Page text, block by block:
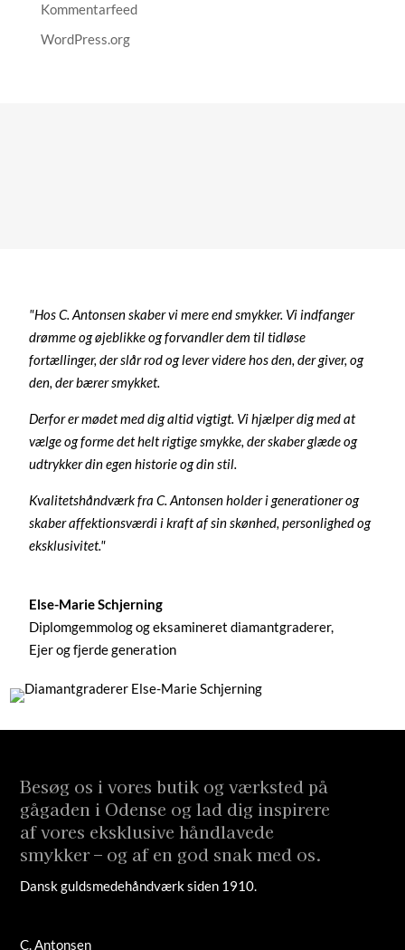
Kommentarfeed
WordPress.org
"Hos C. Antonsen skaber vi mere end smykker. Vi indfanger
drømme og øjeblikke og forvandler dem til tidløse
fortællinger, der slår rod og lever videre hos den, der giver, og
den, der bærer smykket.
Derfor er mødet med dig altid vigtigt. Vi hjælper dig med at
vælge og forme det helt rigtige smykke, der skaber glæde og
udtrykker din egen historie og din stil.
Kvalitetshåndværk fra C. Antonsen holder i generationer og
skaber affektionsværdi i kraft af sin skønhed, personlighed og
eksklusivitet."
Else-Marie Schjerning
Diplomgemmolog og eksamineret diamantgraderer,
Ejer og fjerde generation
Besøg os i vores butik og værksted på
gågaden i Odense og lad dig inspirere
af vores eksklusive håndlavede
smykker – og af en god snak med os.
Dansk guldsmedehåndværk siden 1910.
C. Antonsen